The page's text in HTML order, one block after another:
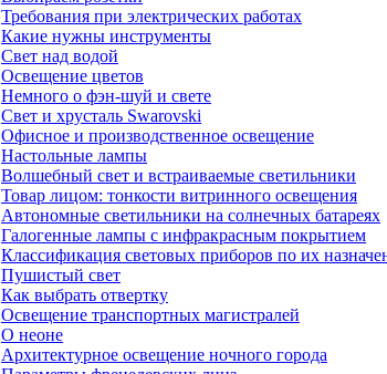
Требования при электрических работах
Какие нужны инструменты
Свет над водой
Освещение цветов
Немного о фэн-шуй и свете
Свет и хрусталь Swarovski
Офисное и производственное освещение
Настольные лампы
Волшебный свет и встраиваемые светильники
Товар лицом: тонкости витринного освещения
Автономные светильники на солнечных батареях
Галогенные лампы с инфракрасным покрытием
Классификация световых приборов по их
Пушистый свет
Как выбрать отвертку
Освещение транспортных магистралей
О неоне
Архитектурное освещение ночного города